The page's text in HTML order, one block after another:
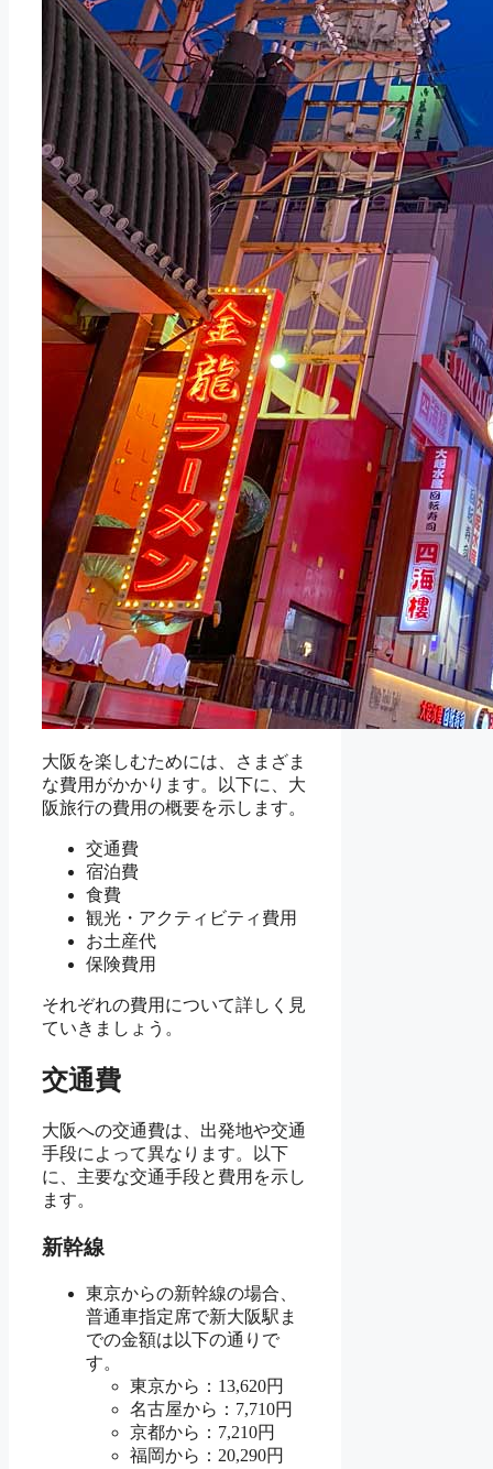
大阪を楽しむためには、さまざま
な費用がかかります。以下に、大
阪旅行の費用の概要を示します。
交通費
宿泊費
食費
観光・アクティビティ費用
お土産代
保険費用
それぞれの費用について詳しく見
ていきましょう。
交通費
大阪への交通費は、出発地や交通
手段によって異なります。以下
に、主要な交通手段と費用を示し
ます。
新幹線
東京からの新幹線の場合、
普通車指定席で新大阪駅ま
での金額は以下の通りで
す。
東京から：13,620円
名古屋から：7,710円
京都から：7,210円
福岡から：20,290円